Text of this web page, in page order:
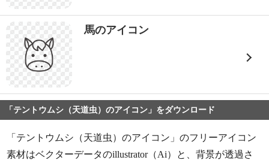
馬のアイコン
「テントウムシ（天道虫）のアイコン」をダウンロード
「テントウムシ（天道虫）のアイコン」のフリーアイコン
素材はベクターデータのillustrator（Ai）と、背景が透過さ